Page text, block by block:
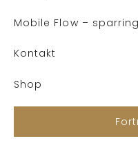
Mobile Flow –
Kontakt
Shop